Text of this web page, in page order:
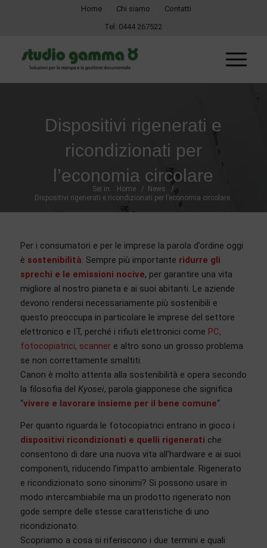
Home Chi siamo
Contatti
Tel: 0444 267522
Dispositivi rigenerati e
ricondizionati per
l’economia circolare
Sei in: Home / News
/
Dispositivi rigenerati e ricondizionati per l’economia circolare
Per i consumatori e per le imprese la parola d’ordine oggi
è sostenibilità. Sempre più importante ridurre gli
sprechi e le emissioni nocive, per garantire una vita
migliore al nostro pianeta e ai suoi abitanti. Le aziende
devono rendersi necessariamente più sostenibili e
questo preoccupa in particolare le imprese del settore
elettronico e IT, perché i rifiuti elettronici come PC,
fotocopiatrici, scannere altro sono un grosso problema
se non correttamente smaltiti.
Canon è molto attenta alla sostenibilità e opera secondo
la filosofia del Kyosei, parola giapponese che significa
“vivere e lavorare insieme per il bene comune“.
Per quanto riguarda le fotocopiatrici entrano in gioco i
dispositivi ricondizionati e quelli rigenerati che
consentono di dare una nuova vita all’hardware e ai suoi
componenti, riducendo l’impatto ambientale. Rigenerato
e ricondizionato sono sinonimi? Si possono usare in
modo intercambiabile ma un prodotto rigenerato non
gode sempre delle stesse caratteristiche di uno
ricondizionato.
Scopriamo a cosa si riferiscono i due termini e quali